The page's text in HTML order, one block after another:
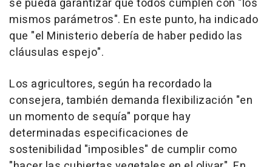
mismos parámetros". En este punto, ha indicado
que "el Ministerio debería de haber pedido las
cláusulas espejo".
Los agricultores, según ha recordado la
consejera, también demanda flexibilización "en
un momento de sequía" porque hay
determinadas especificaciones de
sostenibilidad "imposibles" de cumplir como